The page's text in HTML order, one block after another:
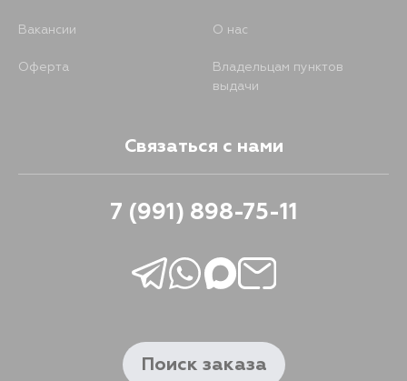
Вакансии О нас
Оферта
Владельцам пунктов
выдачи
Связаться с нами
7 (991) 898-75-11
Поиск заказа